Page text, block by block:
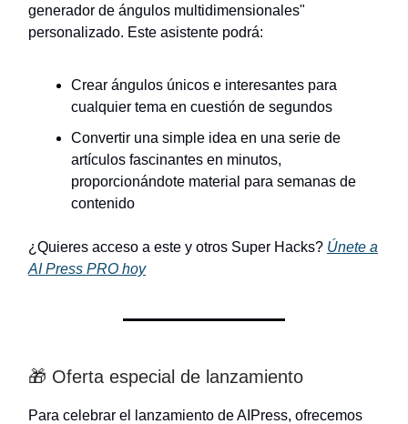
generador de ángulos multidimensionales"
personalizado. Este asistente podrá:
Crear ángulos únicos e interesantes para
cualquier tema en cuestión de segundos
Convertir una simple idea en una serie de
artículos fascinantes en minutos,
proporcionándote material para semanas de
contenido
¿Quieres acceso a este y otros Super Hacks? Únete a
AI Press PRO hoy
🎁 Oferta especial de lanzamiento
Para celebrar el lanzamiento de AIPress, ofrecemos